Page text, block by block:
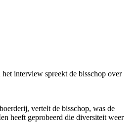
interview spreekt de bisschop over
vertelt de bisschop, was de
heeft geprobeerd die diversiteit weer